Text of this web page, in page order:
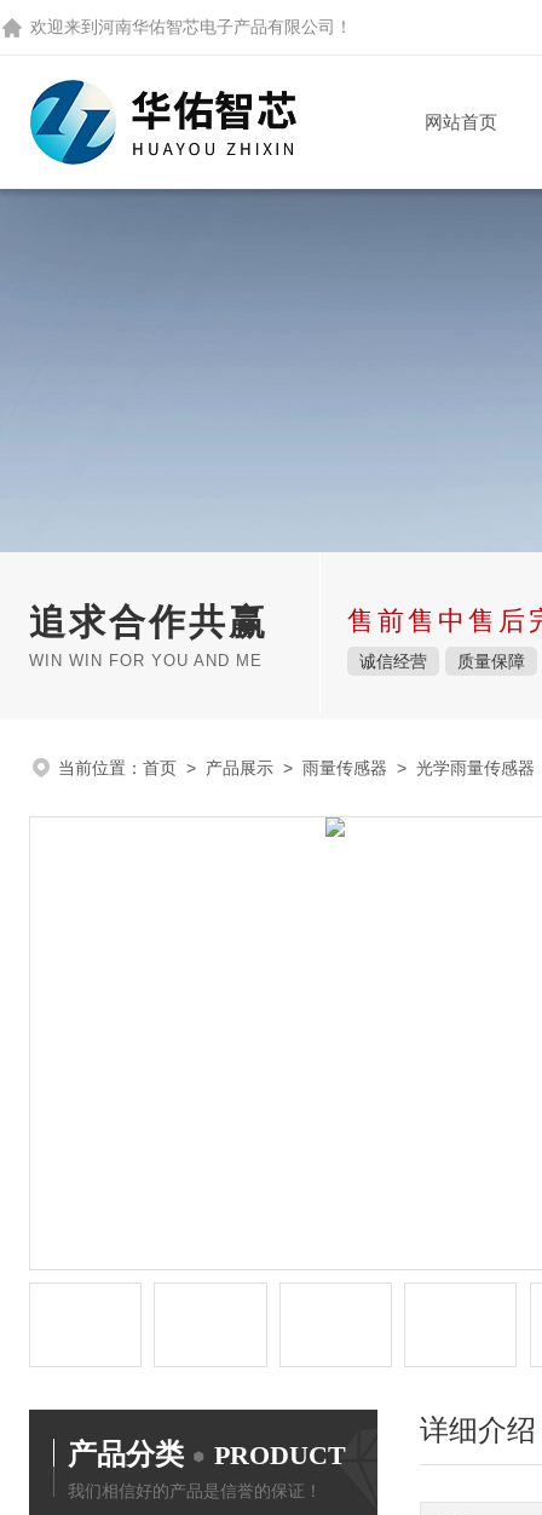
欢迎来到 河南华佑智芯电子产品有限公司 ！
网站首页
追求合作共赢
WIN WIN FOR YOU AND ME
售前售中售后
诚信经营 质量保障
当前位置： 首页 > 产品展示 > 雨量传感器 > 光学雨量传感器
产品分类 PRODUCT
我们相信好的产品是信誉的保证！
详细介绍